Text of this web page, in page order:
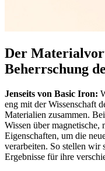
Der
Beherrschung
Jenseits von Basic Iron:
eng mit der Wissenschaft
Materialien zusammen.
Wissen über magnetische,
Eigenschaften, um die
verarbeiten. So stellen wir
Ergebnisse für ihre